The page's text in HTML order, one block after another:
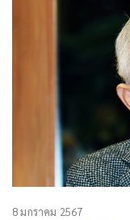
8 มกราคม 2567